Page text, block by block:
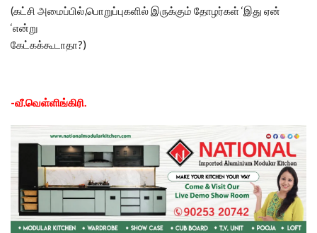
(கட்சி அமைப்பில்,பொறுப்புகளில் இருக்கும் தோழர்கள் ‘இது ஏன்
‘என்று
கேட்கக்கூடாதா?)
-வீ.வெள்ளிங்கிரி.